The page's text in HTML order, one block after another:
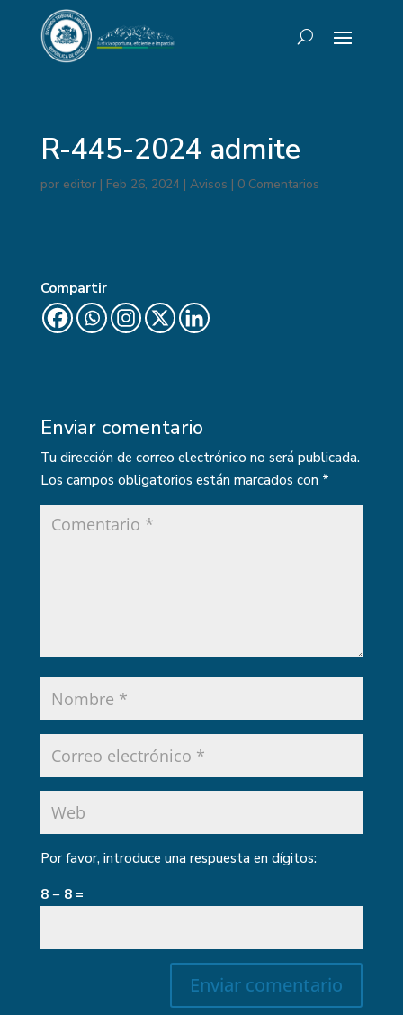
R-445-2024 admite
por editor| Feb 26, 2024| Avisos | 0 Comentarios
Compartir
Enviar comentario
Tu dirección de correo electrónico no será publicada.
Los campos obligatorios están marcados con *
Por favor, introduce una respuesta en dígitos:
8 − 8 =